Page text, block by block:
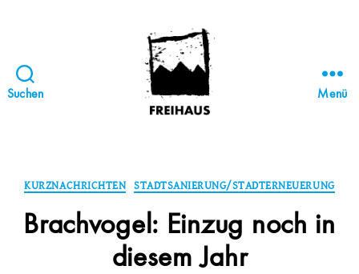
Suchen
STATTBAU
HAMBURG
Menü
Kategorien
KURZNACHRICHTEN STADTSANIERUNG/STADTERNEUERUNG
Brachvogel: Einzug noch in
diesem Jahr